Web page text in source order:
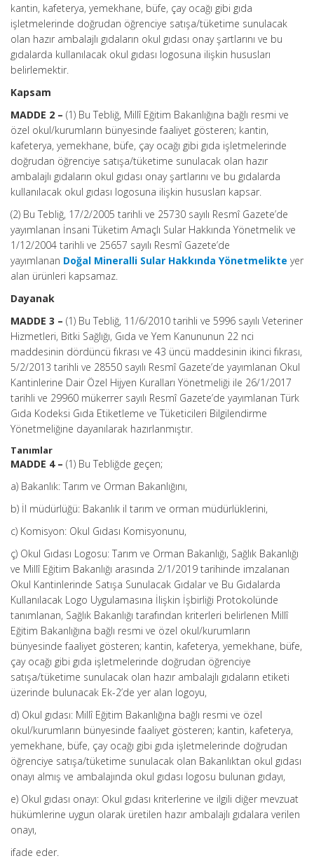
kantin, kafeterya, yemekhane, büfe, çay ocağı gibi gıda
işletmelerinde doğrudan öğrenciye satışa/tüketime sunulacak
olan hazır ambalajlı gıdaların okul gıdası onay şartlarını ve bu
gıdalarda kullanılacak okul gıdası logosuna ilişkin hususları
belirlemektir.
Kapsam
MADDE 2 – (1) Bu Tebliğ, Millî Eğitim Bakanlığına bağlı resmi ve
özel okul/kurumların bünyesinde faaliyet gösteren; kantin,
kafeterya, yemekhane, büfe, çay ocağı gibi gıda işletmelerinde
doğrudan öğrenciye satışa/tüketime sunulacak olan hazır
ambalajlı gıdaların okul gıdası onay şartlarını ve bu gıdalarda
kullanılacak okul gıdası logosuna ilişkin hususları kapsar.
(2) Bu Tebliğ, 17/2/2005 tarihli ve 25730 sayılı Resmî Gazete’de
yayımlanan İnsani Tüketim Amaçlı Sular Hakkında Yönetmelik ve
1/12/2004 tarihli ve 25657 sayılı Resmî Gazete’de
yayımlanan Doğal Mineralli Sular Hakkında Yönetmelikte yer
alan ürünleri kapsamaz.
Dayanak
MADDE 3 – (1) Bu Tebliğ, 11/6/2010 tarihli ve 5996 sayılı Veteriner
Hizmetleri, Bitki Sağlığı, Gıda ve Yem Kanununun 22 nci
maddesinin dördüncü fıkrası ve 43 üncü maddesinin ikinci fıkrası,
5/2/2013 tarihli ve 28550 sayılı Resmî Gazete’de yayımlanan Okul
Kantinlerine Dair Özel Hijyen Kuralları Yönetmeliği ile 26/1/2017
tarihli ve 29960 mükerrer sayılı Resmî Gazete’de yayımlanan Türk
Gıda Kodeksi Gıda Etiketleme ve Tüketicileri Bilgilendirme
Yönetmeliğine dayanılarak hazırlanmıştır.
Tanımlar
MADDE 4 – (1) Bu Tebliğde geçen;
a) Bakanlık: Tarım ve Orman Bakanlığını,
b) İl müdürlüğü: Bakanlık il tarım ve orman müdürlüklerini,
c) Komisyon: Okul Gıdası Komisyonunu,
ç) Okul Gıdası Logosu: Tarım ve Orman Bakanlığı, Sağlık Bakanlığı
ve Millî Eğitim Bakanlığı arasında 2/1/2019 tarihinde imzalanan
Okul Kantinlerinde Satışa Sunulacak Gıdalar ve Bu Gıdalarda
Kullanılacak Logo Uygulamasına İlişkin İşbirliği Protokolünde
tanımlanan, Sağlık Bakanlığı tarafından kriterleri belirlenen Millî
Eğitim Bakanlığına bağlı resmi ve özel okul/kurumların
bünyesinde faaliyet gösteren; kantin, kafeterya, yemekhane, büfe,
çay ocağı gibi gıda işletmelerinde doğrudan öğrenciye
satışa/tüketime sunulacak olan hazır ambalajlı gıdaların etiketi
üzerinde bulunacak Ek-2’de yer alan logoyu,
d) Okul gıdası: Millî Eğitim Bakanlığına bağlı resmi ve özel
okul/kurumların bünyesinde faaliyet gösteren; kantin, kafeterya,
yemekhane, büfe, çay ocağı gibi gıda işletmelerinde doğrudan
öğrenciye satışa/tüketime sunulacak olan Bakanlıktan okul gıdası
onayı almış ve ambalajında okul gıdası logosu bulunan gıdayı,
e) Okul gıdası onayı: Okul gıdası kriterlerine ve ilgili diğer mevzuat
hükümlerine uygun olarak üretilen hazır ambalajlı gıdalara verilen
onayı,
ifade eder.